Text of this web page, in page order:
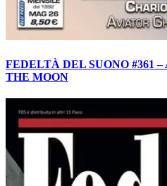
FEDELTÀ DEL SUONO #361
THE MOON